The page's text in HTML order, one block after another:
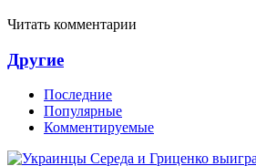
Читать комментарии
Другие
Последние
Популярные
Комментируемые